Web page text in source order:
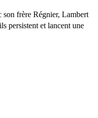
frère Régnier, Lambert
persistent et lancent une